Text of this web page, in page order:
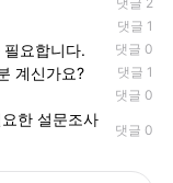
댓글 1
요합니다. 댓글 0
계신가요? 댓글 1
댓글 0
한 설문조사
댓글 0